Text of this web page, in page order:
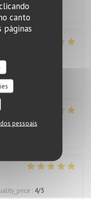
canto
páginas
pessoais
low card diet.
: 4/5